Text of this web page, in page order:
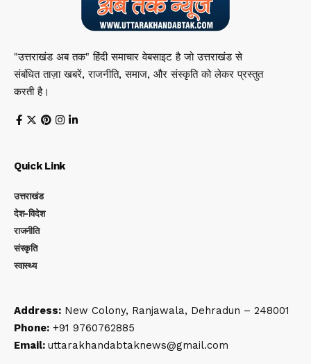
"उत्तराखंड अब तक" हिंदी समाचार वेबसाइट है जो उत्तराखंड से
संबंधित ताज़ा खबरें, राजनीति, समाज, और संस्कृति को लेकर प्रस्तुत
करती है।
Quick Link
उत्तराखंड
देश-विदेश
राजनीति
संस्कृति
स्वास्थ्य
Address: New Colony, Ranjawala, Dehradun – 248001
Phone: +91 9760762885
Email: uttarakhandabtaknews@gmail.com